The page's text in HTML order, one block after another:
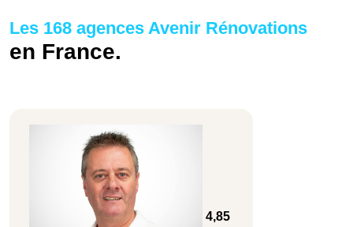
Les 168 agences Avenir Rénovations
en France.
4,85